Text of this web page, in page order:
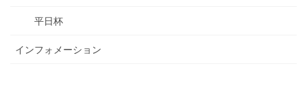
平日杯
インフォメーション